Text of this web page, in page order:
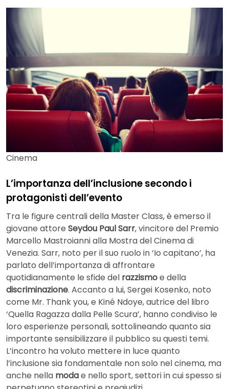
Cinema
L’importanza dell’inclusione secondo i
protagonisti dell’evento
Tra le figure centrali della Master Class, è emerso il
giovane attore Seydou Paul Sarr, vincitore del Premio
Marcello Mastroianni alla Mostra del Cinema di
Venezia. Sarr, noto per il suo ruolo in ‘Io capitano’, ha
parlato dell’importanza di affrontare
quotidianamente le sfide del razzismoe della
discriminazione. Accanto a lui, Sergei Kosenko, noto
come Mr. Thank you, e Kiné Ndoye, autrice del libro
‘Quella Ragazza dalla Pelle Scura’, hanno condiviso le
loro esperienze personali, sottolineando quanto sia
importante sensibilizzare il pubblico su questi temi.
L’incontro ha voluto mettere in luce quanto
l’inclusione sia fondamentale non solo nel cinema, ma
anche nella modae nello sport, settori in cui spesso si